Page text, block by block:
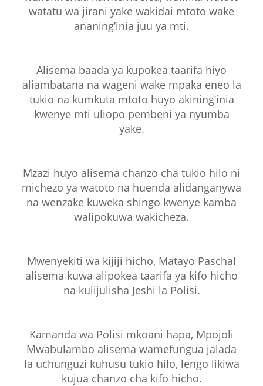
watatu wa jirani yake wakidai mtoto wake
ananing’inia juu ya mti.
Alisema baada ya kupokea taarifa hiyo
aliambatana na wageni wake mpaka eneo la
tukio na kumkuta mtoto huyo akining’inia
kwenye mti uliopo pembeni ya nyumba
yake.
Mzazi huyo alisema chanzo cha tukio hilo ni
michezo ya watoto na huenda alidanganywa
na wenzake kuweka shingo kwenye kamba
walipokuwa wakicheza.
Mwenyekiti wa kijiji hicho, Matayo Paschal
alisema kuwa alipokea taarifa ya kifo hicho
na kulijulisha Jeshi la Polisi.
Kamanda wa Polisi mkoani hapa, Mpojoli
Mwabulambo alisema wamefungua jalada
la uchunguzi kuhusu tukio hilo, lengo likiwa
kujua chanzo cha kifo hicho.